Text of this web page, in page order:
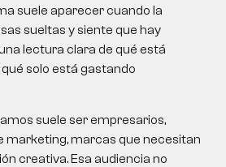
suele aparecer cuando la
sueltas y siente que hay
lectura clara de qué está
solo está gastando
suele ser empresarios,
marketing, marcas que necesitan
creativa. Esa audiencia no